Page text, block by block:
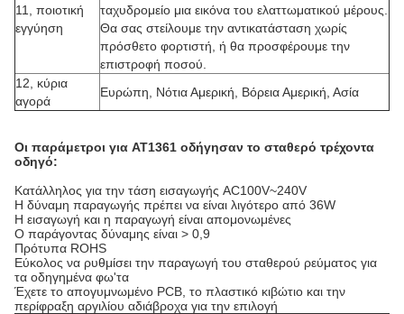
11, ποιοτική
εγγύηση
ταχυδρομείο μια εικόνα του ελαττωματικού μέρους.
Θα σας στείλουμε την αντικατάσταση χωρίς
πρόσθετο φορτιστή, ή θα προσφέρουμε την
επιστροφή ποσού.
12, κύρια
αγορά
Ευρώπη, Νότια Αμερική, Βόρεια Αμερική, Ασία
Οι παράμετροι για AT1361 οδήγησαν το σταθερό τρέχοντα
οδηγό:
Κατάλληλος για την τάση εισαγωγής AC100V~240V
Η δύναμη παραγωγής πρέπει να είναι λιγότερο από 36W
Η εισαγωγή και η παραγωγή είναι απομονωμένες
Ο παράγοντας δύναμης είναι > 0,9
Πρότυπα ROHS
Εύκολος να ρυθμίσει την παραγωγή του σταθερού ρεύματος για
τα οδηγημένα φω'τα
Έχετε το απογυμνωμένο PCB, το πλαστικό κιβώτιο και την
περίφραξη αργιλίου αδιάβροχα για την επιλογή